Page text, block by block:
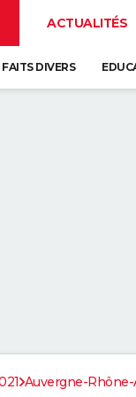
ACTUALITÉS
FAITS DIVERS
Auvergne-Rhône-